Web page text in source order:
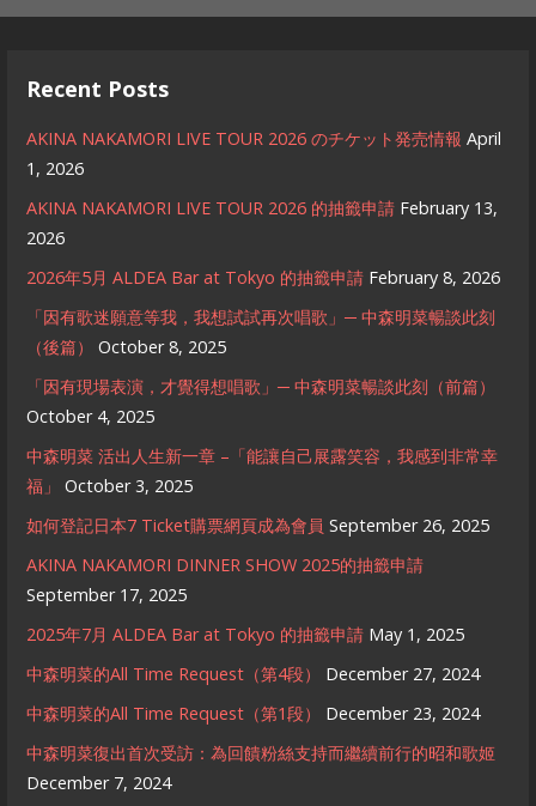
Recent Posts
AKINA NAKAMORI LIVE TOUR 2026 のチケット発売情報 April
1, 2026
AKINA NAKAMORI LIVE TOUR 2026 的抽籤申請 February 13,
2026
2026年5月 ALDEA Bar at Tokyo 的抽籤申請 February 8, 2026
「因有歌迷願意等我，我想試試再次唱歌」─ 中森明菜暢談此刻
（後篇）
October 8, 2025
「因有現場表演，才覺得想唱歌」─ 中森明菜暢談此刻（前篇）
October 4, 2025
中森明菜 活出人生新一章 –「能讓自己展露笑容，我感到非常幸
福」
October 3, 2025
如何登記日本7 Ticket購票網頁成為會員 September 26, 2025
AKINA NAKAMORI DINNER SHOW 2025的抽籤申請
September 17, 2025
2025年7月 ALDEA Bar at Tokyo 的抽籤申請 May 1, 2025
中森明菜的All Time Request（第4段）
December 27, 2024
中森明菜的All Time Request（第1段）
December 23, 2024
中森明菜復出首次受訪：為回饋粉絲支持而繼續前行的昭和歌姬
December 7, 2024